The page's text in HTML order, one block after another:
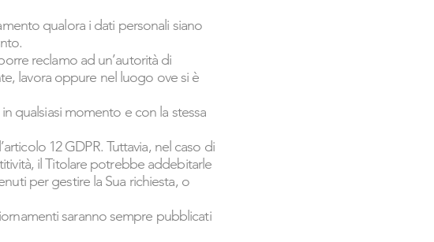
qualora i dati personali siano
reclamo ad un’autorità di
lavora oppure nel luogo ove si è
qualsiasi momento e con la stessa
12 GDPR. Tuttavia, nel caso di
il Titolare potrebbe addebitarle
per gestire la Sua richiesta, o
saranno sempre pubblicati